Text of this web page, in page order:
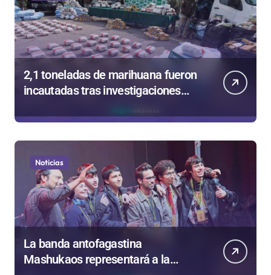
2,1 toneladas de marihuana fueron
incautadas tras investigaciones
Noticias
La banda antofagastina
Mashukaos representará a la